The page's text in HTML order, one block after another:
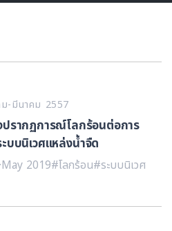
-มีนาคม 2557
รากฏการณ์โลกร้อนต่อการ
บบนิเวศแหล่งน้ำจืด
·May 2019#โลกร้อน#ระบบนิเวศ